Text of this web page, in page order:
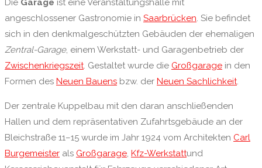
Die Garage ist eine Veranstaltungshalle mit
angeschlossener Gastronomie in Saarbrücken. Sie befindet
sich in den denkmalgeschützten Gebäuden der ehemaligen
Zentral-Garage, einem Werkstatt- und Garagenbetrieb der
Zwischenkriegszeit. Gestaltet wurde die Großgarage in den
Formen des Neuen Bauens bzw. der Neuen Sachlichkeit.
Der zentrale Kuppelbau mit den daran anschließenden
Hallen und dem repräsentativen Zufahrtsgebäude an der
Bleichstraße 11–15 wurde im Jahr 1924 vom Architekten Carl
Burgemeister als Großgarage, Kfz-Werkstattund